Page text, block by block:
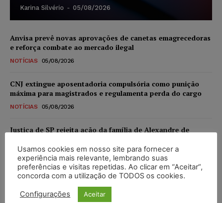
Karina Silvério - 05/08/2026
Anvisa prevê novas aprovações de canetas emagrecedoras
e reforça combate ao mercado ilegal
NOTÍCIAS 05/08/2026
CNJ extingue aposentadoria compulsória como punição
máxima para magistrados e regulamenta perda do cargo
NOTÍCIAS 05/08/2026
Justiça de SP rejeita ação da família de Alexandre de
NOTÍCIAS 05/08/2026
Conselho Nacional de Justiça determina afastamento da
juíza Gabriela Hardt por dois anos
NOTÍCIAS 05/08/2026
Usamos cookies em nosso site para fornecer a
experiência mais relevante, lembrando suas
preferências e visitas repetidas. Ao clicar em “Aceitar”,
concorda com a utilização de TODOS os cookies.
Configurações Aceitar